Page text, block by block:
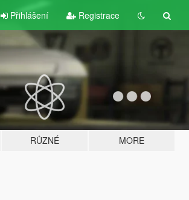
Přihlášení Registrace
RŮZNÉ MORE